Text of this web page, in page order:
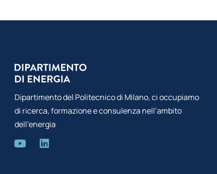
Dipartimento del Politecnico di Milano, ci occupiamo
di ricerca, formazione e consulenza nell’ambito
dell’energia